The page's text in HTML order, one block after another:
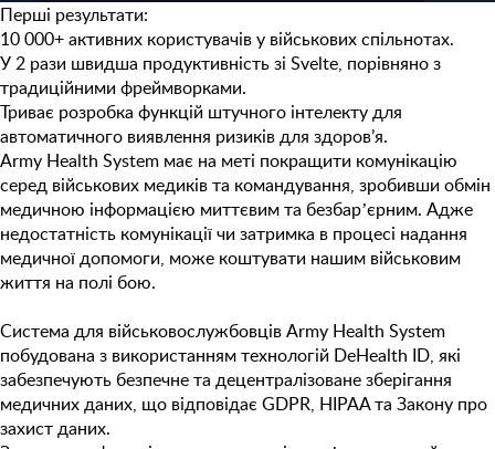
Перші результати:
10 000+ активних користувачів у військових спільнотах.
У 2 рази швидша продуктивність зі Svelte, порівняно з
традиційними фреймворками.
Триває розробка функцій штучного інтелекту для
автоматичного виявлення ризиків для здоров’я.
Army Health System має на меті покращити комунікацію
серед військових медиків та командування, зробивши обмін
медичною інформацією миттєвим та безбарʼєрним. Адже
недостатність комунікації чи затримка в процесі надання
медичної допомоги, може коштувати нашим військовим
життя на полі бою.
Система для військовослужбовців Army Health System
побудована з використанням технологій DeHealth ID, які
забезпечують безпечне та децентралізоване зберігання
медичних даних, що відповідає GDPR, HIPAA та Закону про
захист даних.